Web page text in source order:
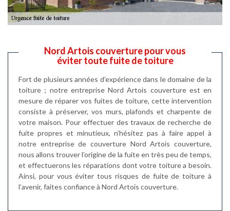
Nord Artois couverture pour vous
éviter toute fuite de toiture
Fort de plusieurs années d’expérience dans le domaine de la
toiture ; notre entreprise Nord Artois couverture est en
mesure de réparer vos fuites de toiture, cette intervention
consiste à préserver, vos murs, plafonds et charpente de
votre maison. Pour effectuer des travaux de recherche de
fuite propres et minutieux, n’hésitez pas à faire appel à
notre entreprise de couverture Nord Artois couverture,
nous allons trouver l’origine de la fuite en très peu de temps,
et effectuerons les réparations dont votre toiture a besoin.
Ainsi, pour vous éviter tous risques de fuite de toiture à
l’avenir, faites confiance à Nord Artois couverture.